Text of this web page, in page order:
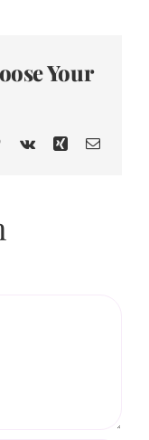
Your
Pinterest
Vk Xing E-